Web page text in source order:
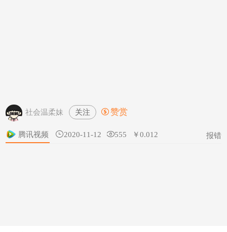
社会温柔妹 关注 赞赏
腾讯视频 2020-11-12 555 ￥0.012 报错